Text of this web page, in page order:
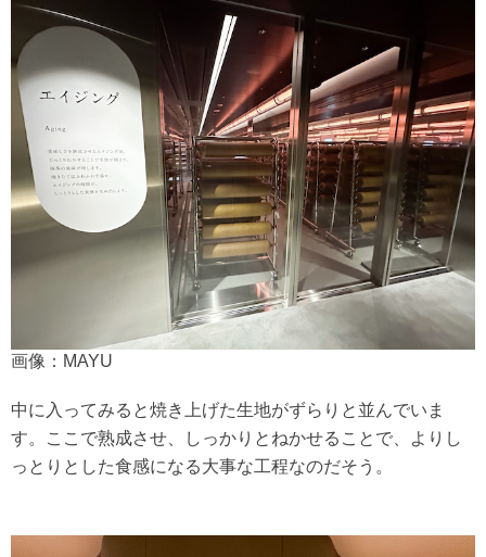
画像：MAYU
中に入ってみると焼き上げた生地がずらりと並んでいま
す。ここで熟成させ、しっかりとねかせることで、よりし
っとりとした食感になる大事な工程なのだそう。